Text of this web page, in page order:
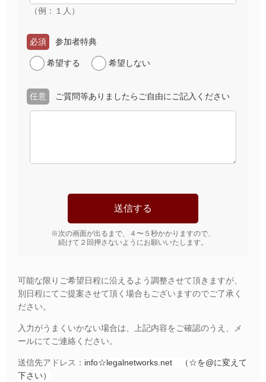
（例：１人）
参加者特典
必須
希望する 希望しない
ご質問等ありましたらご自由にご記入ください
任意
※次の画面が出るまで、４〜５秒かかりますので、
続けて２回押さないようにお願いいたします。
可能な限りご希望日程に沿えるよう調整させて頂きますが、
別日程にてご提案させて頂く場合もございますのでご了承く
ださい。
入力がうまくいかない場合は、上記内容をご確認のうえ、メ
ールにてご連絡ください。
送信先アドレス： info☆legalnetworks.net （☆を@に変えて
下さい）